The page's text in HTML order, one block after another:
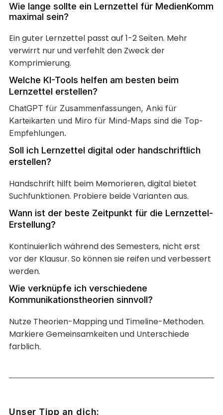
Wie lange sollte ein Lernzettel für MedienKomm
maximal sein?
Ein guter Lernzettel passt auf 1-2 Seiten. Mehr
verwirrt nur und verfehlt den Zweck der
Komprimierung.
Welche KI-Tools helfen am besten beim
Lernzettel erstellen?
ChatGPT für Zusammenfassungen, Anki für
Karteikarten und Miro für Mind-Maps sind die Top-
Empfehlungen.
Soll ich Lernzettel digital oder handschriftlich
erstellen?
Handschrift hilft beim Memorieren, digital bietet
Suchfunktionen. Probiere beide Varianten aus.
Wann ist der beste Zeitpunkt für die Lernzettel-
Erstellung?
Kontinuierlich während des Semesters, nicht erst
vor der Klausur. So können sie reifen und verbessert
werden.
Wie verknüpfe ich verschiedene
Kommunikationstheorien sinnvoll?
Nutze Theorien-Mapping und Timeline-Methoden.
Markiere Gemeinsamkeiten und Unterschiede
farblich.
Unser Tipp an dich: